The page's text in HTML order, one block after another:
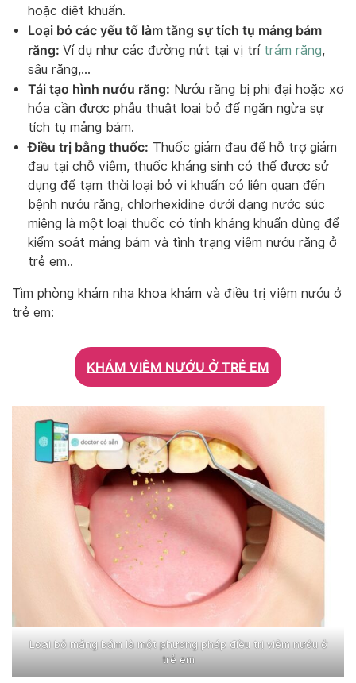
hoặc diệt khuẩn.
Loại bỏ các yếu tố làm tăng sự tích tụ mảng bám
răng: Ví dụ như các đường nứt tại vị trí trám răng,
sâu răng,…
Tái tạo hình nướu răng: Nướu răng bị phi đại hoặc xơ
hóa cần được phẫu thuật loại bỏ để ngăn ngừa sự
tích tụ mảng bám.
Điều trị bằng thuốc: Thuốc giảm đau để hỗ trợ giảm
đau tại chỗ viêm, thuốc kháng sinh có thể được sử
dụng để tạm thời loại bỏ vi khuẩn có liên quan đến
bệnh nướu răng, chlorhexidine dưới dạng nước súc
miệng là một loại thuốc có tính kháng khuẩn dùng để
kiểm soát mảng bám và tình trạng viêm nướu răng ở
trẻ em..
Tìm phòng khám nha khoa khám và điều trị viêm nướu ở
trẻ em:
KHÁM VIÊM NƯỚU Ở TRẺ EM
Loại bỏ mảng bám là một phương pháp điều trị viêm nướu ở
trẻ em